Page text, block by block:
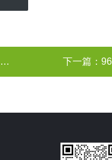
下一篇：